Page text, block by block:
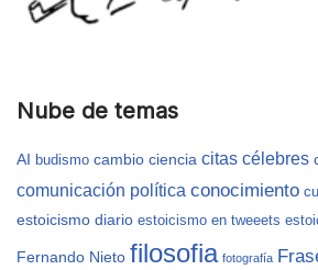
Nube de temas
AI budismo cambio ciencia citas célebres
comunicación política conocimiento
estoicismo diario estoicismo en tweeets
Fernando Nieto filosofia fotografía